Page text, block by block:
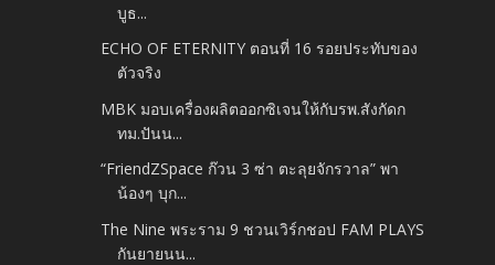
บูธ...
ECHO OF ETERNITY ตอนที่ 16 รอยประทับของ
ตัวจริง
MBK มอบเครื่องผลิตออกซิเจนให้กับรพ.สังกัดก
ทม.ปันน...
“FriendZSpace ก๊วน 3 ซ่า ตะลุยจักรวาล” พา
น้องๆ บุก...
The Nine พระราม 9 ชวนเวิร์กชอป FAM PLAYS
กันยายนน...